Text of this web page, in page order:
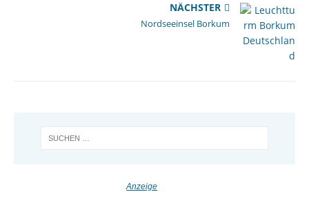
NÄCHSTER
Nordseeinsel Borkum